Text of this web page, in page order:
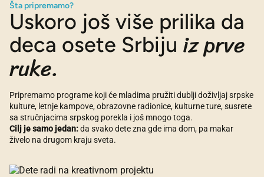
Šta pripremamo?
Uskoro još više prilika da
deca osete Srbiju iz prve
ruke.
Pripremamo programe koji će mladima pružiti dublji doživljaj srpske
kulture, letnje kampove, obrazovne radionice, kulturne ture, susrete
sa stručnjacima srpskog porekla i još mnogo toga.
Cilj je samo jedan:da svako dete zna gde ima dom, pa makar
živelo na drugom kraju sveta.